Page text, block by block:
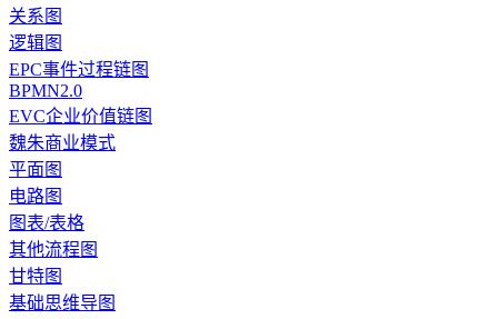
关系图
逻辑图
EPC事件过程链图
BPMN2.0
EVC企业价值链图
魏朱商业模式
平面图
电路图
图表/表格
其他流程图
甘特图
基础思维导图